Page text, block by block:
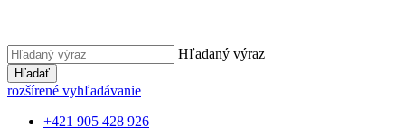
Hľadaný výraz
Hľadať
rozšírené vyhľadávanie
+421 905 428 926